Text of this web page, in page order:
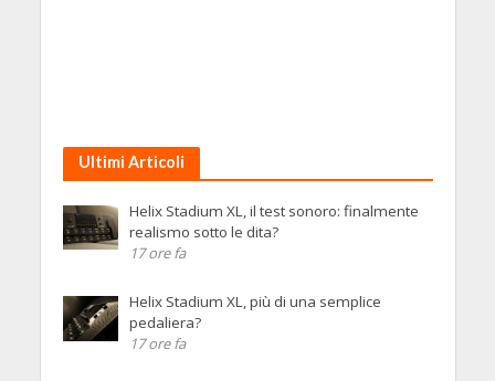
Ultimi Articoli
Helix Stadium XL, il test sonoro: finalmente
realismo sotto le dita?
17 ore fa
Helix Stadium XL, più di una semplice
pedaliera?
17 ore fa